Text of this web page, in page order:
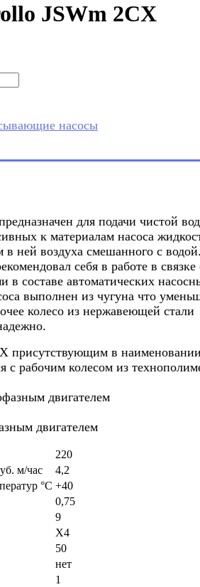
JSWm 2CX
насосы
для подачи чистой
к материалам насоса
в ней воздуха смешанного с
себя в работе в связке
в составе автоматических
выполнен из чугуна что
колесо из нержавеющей стали
присутствующим в
с рабочим колесом из
двигателем
двигателем
220
м/час
4,2
°C +40
0,75
9
X4
50
нет
1